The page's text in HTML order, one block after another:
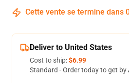
Cette vente se termine dans
Deliver to United States
Cost to ship:$6.99
Standard - Order today to get by